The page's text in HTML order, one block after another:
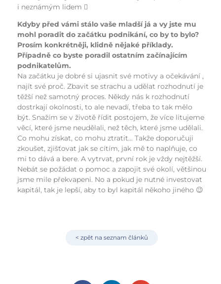
i neznámým lidem 
Kdyby před vámi stálo vaše mladší já a vy jste mu
mohl poradit do začátku podnikání, co by to bylo?
Prosím konkrétněji, klidně nějaké příklady.
Případně co byste poradil ostatním začínajícím
podnikatelům.
Na začátku je dobré si ujasnit své motivy a očekávání ,
najít své proč. Zbavit se strachu a udělat rozhodnutí je
těžší než samotný proces. Někdy nás k rozhodnutí
dostrkají okolnosti, to ale nevadí, třeba to tak mělo
být. Snažím se v životě řídit postojem, že více litujeme
věcí, které jsme neudělali, než těch, které jsme udělali.
Co mohu získat, co mohu ztratit… Takže doporučuji
zkoušet, zjišťovat jak se cítím, jak mě to naplňuje, co
mi to dává a bere. A vytrvat, první rok je vždy nejtěžší.
Nebát se požádat o pomoc a zapojit své okolí, většinou
jsme mile překvapeni. No a pokud je nutné investovat
kapitál, tak je lepší, aby to byl kapitál někoho jiného 😉
< zpět na seznam článků